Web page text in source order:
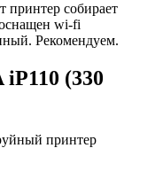
принтер собирает
wi-fi
Рекомендуем.
(330
принтер